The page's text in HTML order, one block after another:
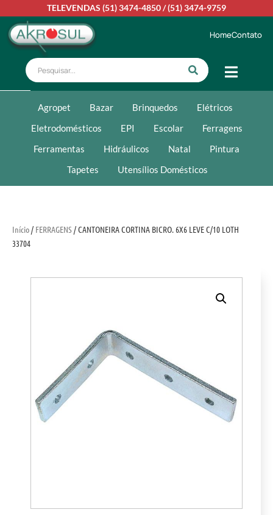
TELEVENDAS (51) 3474-4850/(51) 3474-9759
HomeContato
Agropet Bazar Brinquedos
Elétricos
Eletrodomésticos
EPI Escolar
Ferragens
Ferramentas
Hidráulicos Natal
Pintura
Tapetes
Utensílios Domésticos
Início/ FERRAGENS/ CANTONEIRA CORTINA BICRO. 6X6 LEVE C/10 LOTH
33704